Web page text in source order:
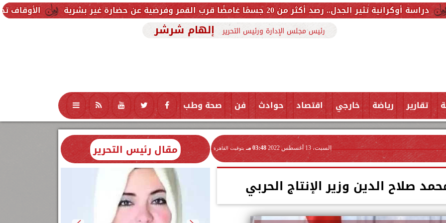
الأوقاف تحدد موضوع خطبة أكثر من 20 جسمًا غامضًا قرب القمر وفرضية عن حضارة غير بشرية
رئيس مجلس الإدارة ورئيس التحرير إلهام شرشر
تقارير رياضة خارجي اقتصاد حوادث فن صحة وطب تكنولوجيا منوعات محافظات
السبت، 13 أغسطس 2022 03:48 مـ بتوقيت القاهرة
صلاح الدين وزير الإنتاج الحربي
مقال رئيس التحرير